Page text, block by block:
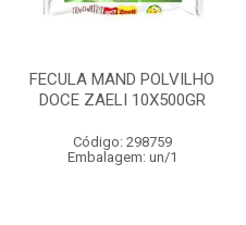
FECULA MAND POLVILHO
DOCE ZAELI 10X500GR
Código: 298759
Embalagem: un/1